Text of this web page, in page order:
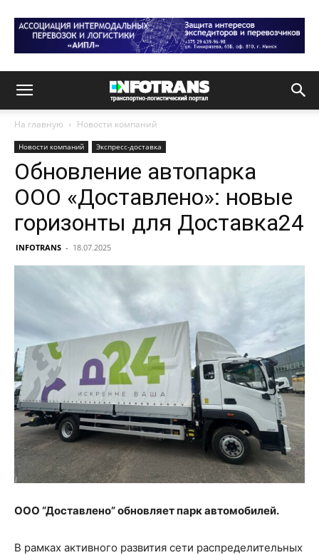
На главную Новости компаний
Новости компаний Экспресс-доставка
Обновление автопарка
ООО «Доставлено»: новые
горизонты для Доставка24
INFOTRANS - 18.07.2025
ООО “Доставлено” обновляет парк автомобилей.
В рамках активного развития сети распределительных